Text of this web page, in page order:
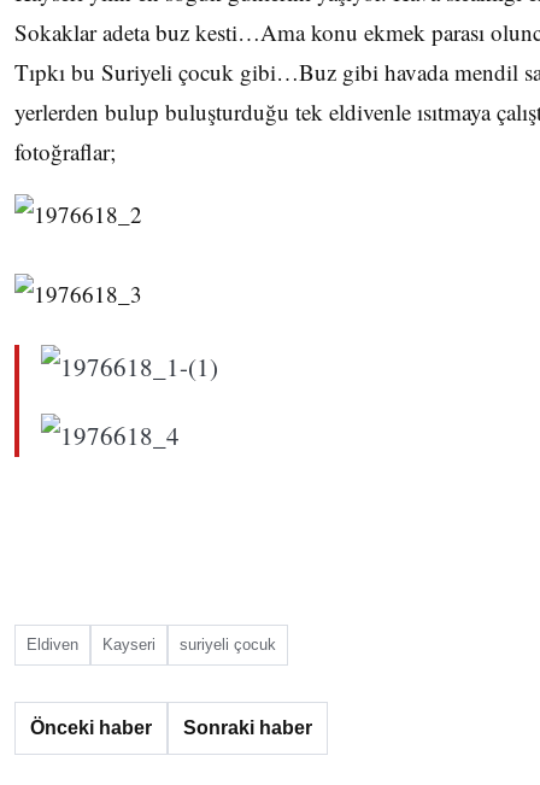
Sokaklar adeta buz kesti…Ama konu ekmek parası
Tıpkı bu Suriyeli çocuk gibi…Buz gibi havada mendil
yerlerden bulup buluşturduğu tek eldivenle ısıtmaya
fotoğraflar;
Eldiven Kayseri suriyeli çocuk
Önceki haber Sonraki haber